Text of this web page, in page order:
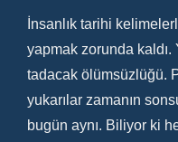
İnsanlık tarihi
yapmak zorunda
tadacak ölümsüzlüğü.
yukarılar zamanın
bugün aynı. Biliyor ki